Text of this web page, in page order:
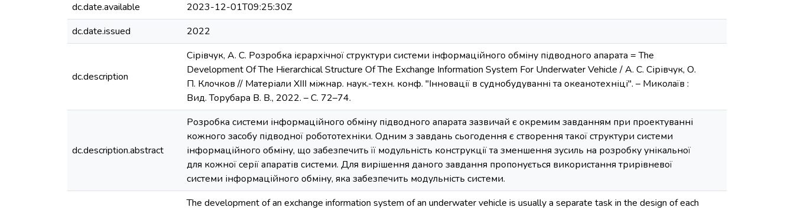
dc.date.available
2023-12-01T09:25:30Z
dc.date.issued
2022
dc.description
Сірівчук, А. С. Розробка ієрархічної структури системи інформаційного обміну підводного апарата = The
Development Of The Hierarchical Structure Of The Exchange Information System For Underwater Vehicle / А. С. Сірівчук, О.
П. Клочков // Матеріали ХIII міжнар. наук.-техн. конф. "Інновації в суднобудуванні та океанотехніці". – Миколаїв :
Вид. Торубара В. В., 2022. – С. 72–74.
dc.description.abstract
Розробка системи інформаційного обміну підводного апарата зазвичай є окремим завданням при проектуванні
кожного засобу підводної робототехніки. Одним з завдань сьогодення є створення такої структури системи
інформаційного обміну, що забезпечить її модульність конструкції та зменшення зусиль на розробку унікальної
для кожної серії апаратів системи. Для вирішення даного завдання пропонується використання трирівневої
системи інформаційного обміну, яка забезпечить модульність системи.
The development of an exchange information system of an underwater vehicle is usually a separate task in the design of each